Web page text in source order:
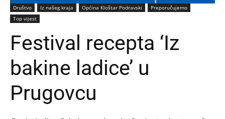
Društvo Iz našeg kraja Općina Kloštar Podravski
Preporučujemo
Top vijest
Festival recepta ‘Iz
bakine ladice’ u
Prugovcu